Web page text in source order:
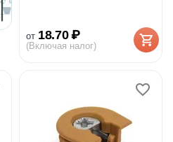
от 18.70 ₽
(Включая налог)